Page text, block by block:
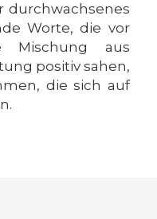
durchwachsenes
Worte, die vor
Mischung aus
positiv sahen,
die sich auf